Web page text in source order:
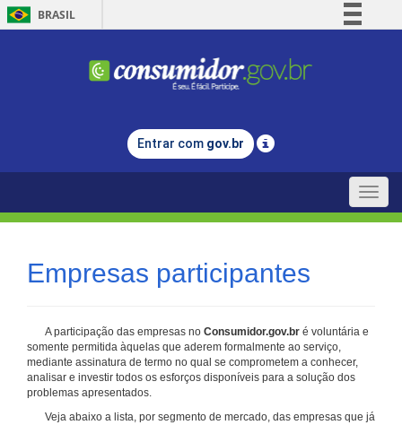
BRASIL
Comunica BR
Legislação
Entrar com gov.br
Toggle
Empresas participantes
A participação das empresas no Consumidor.gov.br é voluntária e
somente permitida àquelas que aderem formalmente ao serviço,
mediante assinatura de termo no qual se comprometem a conhecer,
analisar e investir todos os esforços disponíveis para a solução dos
problemas apresentados.
Veja abaixo a lista, por segmento de mercado, das empresas que já